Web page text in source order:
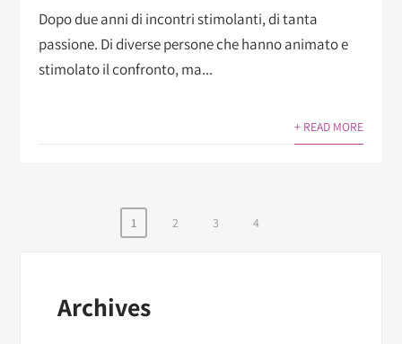
Dopo due anni di incontri stimolanti, di tanta
passione. Di diverse persone che hanno animato e
stimolato il confronto, ma...
+ READ MORE
1 2 3 4
Archives